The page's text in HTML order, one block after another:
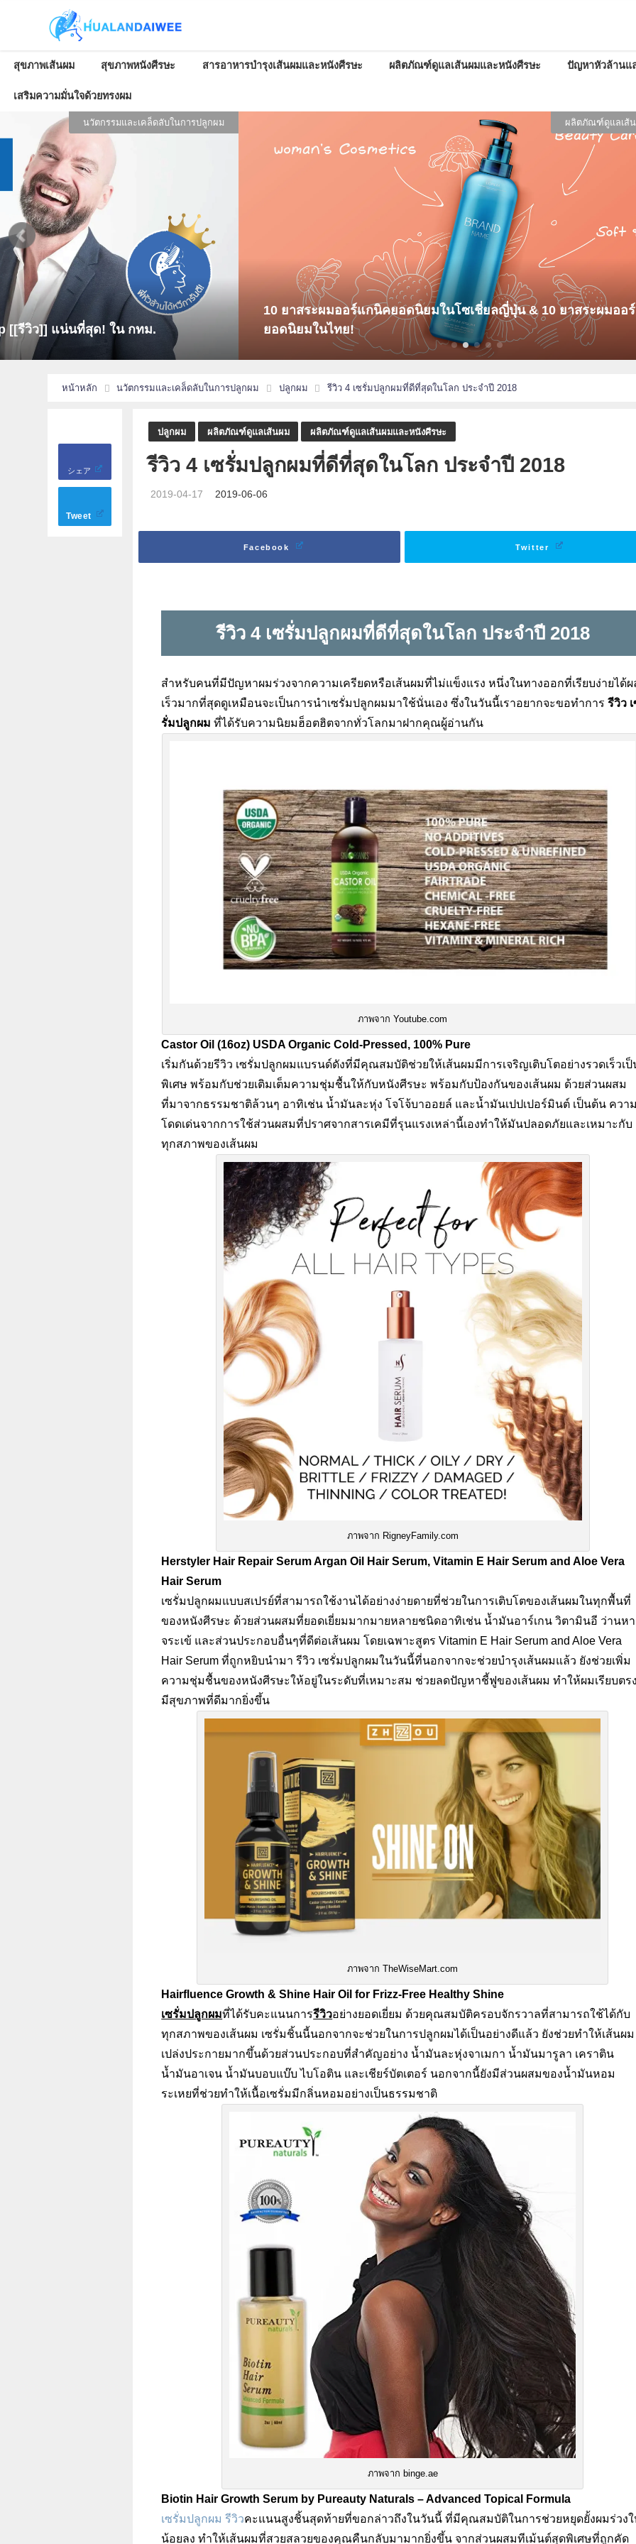
สุขภาพเส้นผม สุขภาพหนังศีรษะ สารอาหารบำรุงเส้นผมและหนังศีรษะ ผลิตภัณฑ์ดูแลเส้นผมและหนังศีรษะ ปัญหาหัวล้านแ
เสริมความมั่นใจด้วยทรงผม
นวัตกรรมและเคล็ดลับในการปลูกผม
[[รีวิว]] แน่นที่สุด! ใน กทม.
ผลิตภัณฑ์ดูแลเส้
10 ยาสระผมออร์แกนิคยอดนิยมในโซเชี่ยลญี่ปุ่น & 10 ยาสระผมออ
ยอดนิยมในไทย!
หน้าหลัก นวัตกรรมและเคล็ดลับในการปลูกผม ปลูกผม รีวิว 4 เซรั่มปลูกผมที่ดีที่สุดในโลก ประจำปี 2018
シェア
Tweet
ปลูกผม ผลิตภัณฑ์ดูแลเส้นผม ผลิตภัณฑ์ดูแลเส้นผมและหนังศีรษะ
รีวิว 4 เซรั่มปลูกผมที่ดีที่สุดในโลก ประจำปี 2018
2019-04-17 2019-06-06
Facebook Twitter
รีวิว 4 เซรั่มปลูกผมที่ดีที่สุดในโลก ประจำปี 2018
สำหรับคนที่มีปัญหาผมร่วงจากความเครียดหรือเส้นผมที่ไม่แข็งแรง หนึ่งในทางออกที่เรียบง่ายได้ผ
เร็วมากที่สุดดูเหมือนจะเป็นการนำเซรั่มปลูกผมมาใช้นั่นเอง ซึ่งในวันนี้เราอยากจะขอทำการรีวิว
รั่มปลูกผม ที่ได้รับความนิยมฮ็อตฮิตจากทั่วโลกมาฝากคุณผู้อ่านกัน
ภาพจาก Youtube.com
Castor Oil (16oz) USDA Organic Cold-Pressed, 100% Pure
เริ่มกันด้วยรีวิว เซรั่มปลูกผมแบรนด์ดังที่มีคุณสมบัติช่วยให้เส้นผมมีการเจริญเติบโตอย่างรวดเร็วเป็
พิเศษ พร้อมกับช่วยเติมเต็มความชุ่มชื้นให้กับหนังศีรษะ พร้อมกับป้องกันของเส้นผม ด้วยส่วนผสม
ที่มาจากธรรมชาติล้วนๆ อาทิเช่น น้ำมันละหุ่ง โจโจ้บาออยล์ และน้ำมันเปปเปอร์มินต์ เป็นต้น ควา
โดดเด่นจากการใช้ส่วนผสมที่ปราศจากสารเคมีที่รุนแรงเหล่านี้เองทำให้มันปลอดภัยและเหมาะกับ
ทุกสภาพของเส้นผม
ภาพจาก RigneyFamily.com
Herstyler Hair Repair Serum Argan Oil Hair Serum, Vitamin E Hair Serum and Aloe Vera
Hair Serum
เซรั่มปลูกผมแบบสเปรย์ที่สามารถใช้งานได้อย่างง่ายดายที่ช่วยในการเติบโตของเส้นผมในทุกพื้นที่
ของหนังศีรษะ ด้วยส่วนผสมที่ยอดเยี่ยมมากมายหลายชนิดอาทิเช่น น้ำมันอาร์เกน วิตามินอี ว่านห
จระเข้ และส่วนประกอบอื่นๆที่ดีต่อเส้นผม โดยเฉพาะสูตร Vitamin E Hair Serum and Aloe Vera
Hair Serum ที่ถูกหยิบนำมา รีวิว เซรั่มปลูกผมในวันนี้ที่นอกจากจะช่วยบำรุงเส้นผมแล้ว ยังช่วยเพิ่ม
ความชุ่มชื้นของหนังศีรษะให้อยู่ในระดับที่เหมาะสม ช่วยลดปัญหาชี้ฟูของเส้นผม ทำให้ผมเรียบตร
มีสุขภาพที่ดีมากยิ่งขึ้น
ภาพจาก TheWiseMart.com
Hairfluence Growth & Shine Hair Oil for Frizz-Free Healthy Shine
เซรั่มปลูกผมที่ได้รับคะแนนการรีวิวอย่างยอดเยี่ยม ด้วยคุณสมบัติครอบจักรวาลที่สามารถใช้ได้กับ
ทุกสภาพของเส้นผม เซรั่มชิ้นนี้นอกจากจะช่วยในการปลูกผมได้เป็นอย่างดีแล้ว ยังช่วยทำให้เส้นผม
เปล่งประกายมากขึ้นด้วยส่วนประกอบที่สำคัญอย่าง น้ำมันละหุ่งจาเมกา น้ำมันมารูลา เคราติน
น้ำมันอาเจน น้ำมันบอบแบ๊บ ไบโอติน และเชียร์บัตเตอร์ นอกจากนี้ยังมีส่วนผสมของน้ำมันหอม
ระเหยที่ช่วยทำให้เนื้อเซรั่มมีกลิ่นหอมอย่างเป็นธรรมชาติ
ภาพจาก binge.ae
Biotin Hair Growth Serum by Pureauty Naturals – Advanced Topical Formula
เซรั่มปลูกผม รีวิวคะแนนสูงชิ้นสุดท้ายที่ขอกล่าวถึงในวันนี้ ที่มีคุณสมบัติในการช่วยหยุดยั้งผมร่วง
น้อยลง ทำให้เส้นผมที่สวยสลวยของคุณคืนกลับมามากยิ่งขึ้น จากส่วนผสมทีเม้นต์สุดพิเศษที่ถูกคัด